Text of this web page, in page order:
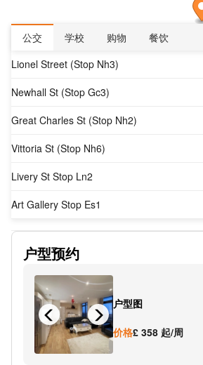
公交 学校 购物
餐饮
Lionel Street (Stop Nh3)
Newhall St (Stop Gc3)
Great Charles St (Stop Nh2)
Vittoria St (Stop Nh6)
Livery St Stop Ln2
Art Gallery Stop Es1
Subway City
Railway Bridge (Stop Gc4)
Metro Town Hall
Charlotte St (Stop Pr3)
Church St Stop Es2
户型预约
户型图
价格£ 358 起/周